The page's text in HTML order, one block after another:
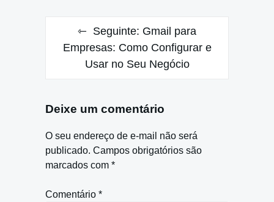
Seguinte: Gmail para
Empresas: Como Configurar e
Usar no Seu Negócio
Deixe um comentário
O seu endereço de e-mail não será
publicado. Campos obrigatórios são
marcados com *
Comentário *